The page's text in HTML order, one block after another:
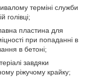
терміні служби
голівці;
пластина для
при попаданні в
в бетоні;
завдяки
ріжучому крайку;